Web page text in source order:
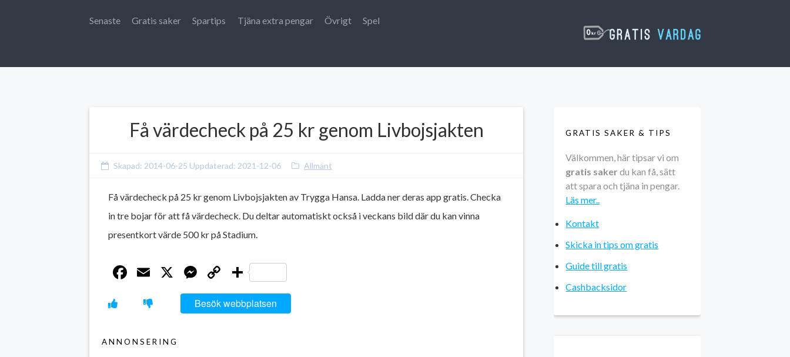
Senaste Gratis saker Spartips Tjäna extra pengar Övrigt Spel
Få värdecheck på 25 kr genom Livbojsjakten
Skapad: 2014-06-25 Uppdaterad: 2021-12-06 Allmänt
Få värdecheck på 25 kr genom Livbojsjakten av Trygga Hansa. Ladda ner deras app gratis. Checka
in tre bojar för att få värdecheck. Du deltar automatiskt också i veckans bild där du kan vinna
presentkort värde 500 kr på Stadium.
Facebook
Email
X Messenger
Copy
Link
Dela
Besök webbplatsen
ANNONSERING
GRATIS SAKER & TIPS
Välkommen, här tipsar vi om
gratis saker du kan få, sätt
att spara och tjäna in pengar.
Läs mer..
Kontakt
Skicka in tips om gratis
Guide till gratis
Cashbacksidor